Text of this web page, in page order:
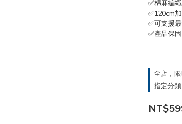
✅棉麻編
✅120cm
✅可支援
✅產品保
全店，
指定分